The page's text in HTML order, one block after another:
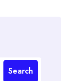
Search